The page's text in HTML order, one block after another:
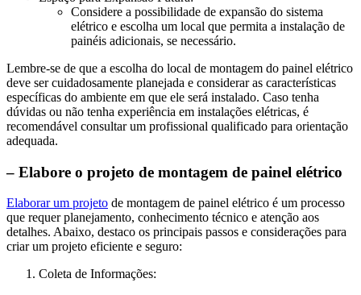
Considere a possibilidade de expansão do sistema
elétrico e escolha um local que permita a instalação de
painéis adicionais, se necessário.
Lembre-se de que a escolha do local de montagem do painel elétrico
deve ser cuidadosamente planejada e considerar as características
específicas do ambiente em que ele será instalado. Caso tenha
dúvidas ou não tenha experiência em instalações elétricas, é
recomendável consultar um profissional qualificado para orientação
adequada.
– Elabore o projeto de montagem de painel elétrico
Elaborar um projeto de montagem de painel elétrico é um processo
que requer planejamento, conhecimento técnico e atenção aos
detalhes. Abaixo, destaco os principais passos e considerações para
criar um projeto eficiente e seguro:
Coleta de Informações: